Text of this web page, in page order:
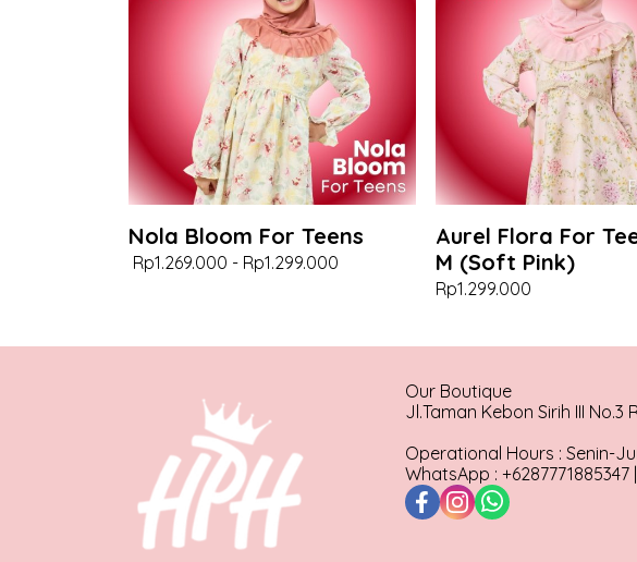
Nola Bloom For Teens
Rp1.269.000 - Rp1.299.000
Aurel Flora For
M (Soft Pink)
Rp1.299.000
Our Boutique
Jl.Taman Kebon Sirih III
Operational Hours : Senin-
WhatsApp :